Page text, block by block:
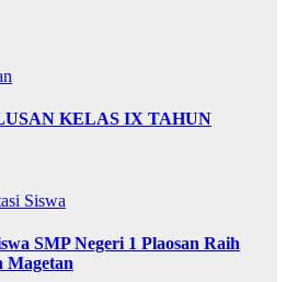
KELAS IX TAHUN
Siswa
SMP Negeri 1 Plaosan Raih
Magetan